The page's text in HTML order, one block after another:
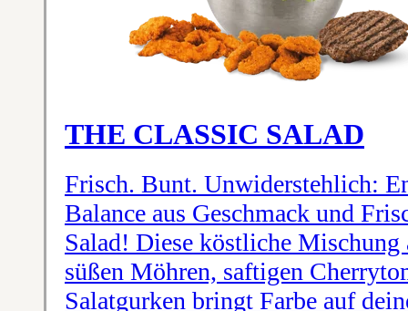
THE CLASSIC SALAD
Frisch. Bunt. Unwiderstehlich:
Balance aus Geschmack und
Salad! Diese köstliche Mischung
süßen Möhren, saftigen
Salatgurken bringt Farbe auf